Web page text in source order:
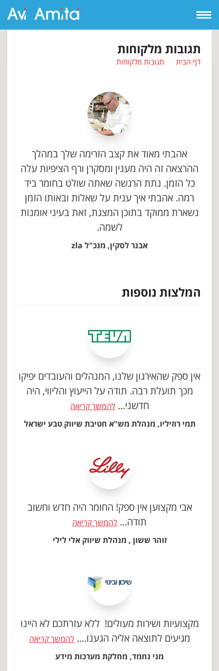
Open
Navigation
תגובות מלקוחות
דף הבית תגובות מלקוחות
אהבתי מאוד את קצב הזרימה שלך במהלך
ההרצאה זה היה מענין ומסקרן ורף הציפיות עלה
כל הזמן. נתת הרגשה שאתה שולט בחומר ביד
רמה. אהבתי איך ענית על שאלות ובאותו הזמן
נשארת ממוקד בתוכן המצגת, זאת בעיני אומנות
לשמה.
אבנר לסקין, מנכ"ל zla
המלצות נוספות
אין ספק שהאירגון שלנו, המנהלים והעובדים יפיקו
מכך תועלת רבה. תודה על הייעוץ והליווי, היה
חדשני...להמשך קריאה
תמי רוזיליו, מנהלת מש"א חטיבת שיווק טבע ישראל
אבי מקצוען אין ספק! החומר היה חדש וחשוב
תודה... להמשך קריאה
זוהר ששון , מנהלת שיווק אלי לילי
מקצועיות ושירות מעולים! ללא עזרתכם לא היינו
מגיעים לתוצאה אליה הגענו....להמשך קריאה
מני נחמד, מחלקת מערכות מידע